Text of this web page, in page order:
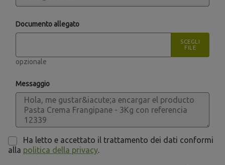
Documento allegato
SCEGLI
FILE
opzionale
Messaggio
Ha letto e accettato il trattamento dei dati conformi
alla politica della privacy